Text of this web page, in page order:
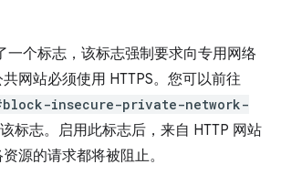
一个标志，该标志强制要求向专用网络
网站必须使用 HTTPS。您可以前往
insecure-private-network-
标志。启用此标志后，来自 HTTP 网站
源的请求都将被阻止。